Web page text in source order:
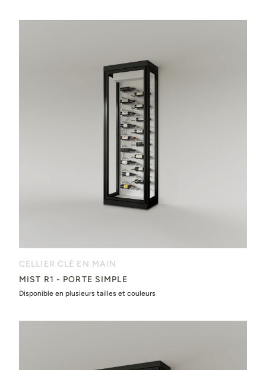
CELLIER CLÉ EN MAIN
MIST R1 - PORTE SIMPLE
Disponible en plusieurs tailles et couleurs